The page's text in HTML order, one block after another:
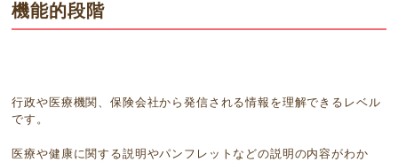
機能的段階
行政や医療機関、保険会社から発信される情報を理解できるレベル
です。
医療や健康に関する説明やパンフレットなどの説明の内容がわか